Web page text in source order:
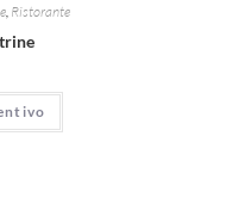
, Ristorante